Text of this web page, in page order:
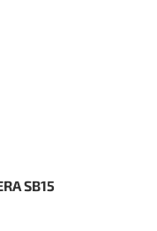
SB15